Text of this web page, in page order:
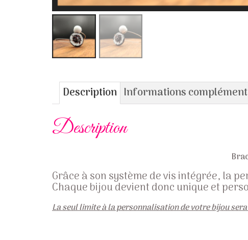
Description Informations
Description
Grâce à son système de vis intégrée, la
Chaquebijoudevient donc unique et
La seul limite à la personnalisation de votre bijou